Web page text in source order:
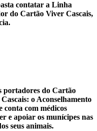
contatar a Linha
do Cartão Viver Cascais,
portadores do Cartão
o Aconselhamento
com médicos
e apoiar os munícipes nas
seus animais.